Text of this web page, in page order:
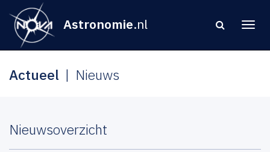
Astronomie.nl
Actueel Nieuws
Nieuwsoverzicht